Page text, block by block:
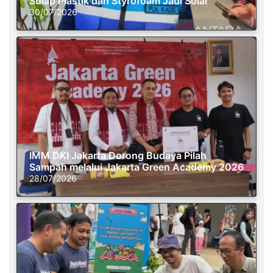
30/07/2026
IMM DKI Jakarta Dorong Budaya Pilah
Sampah melalui Jakarta Green Academy 2026
28/07/2026